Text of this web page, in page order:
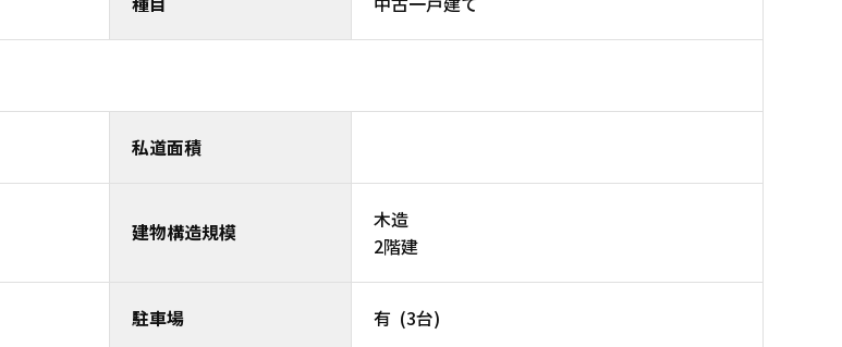
私道面積
建物構造規模
木造
2階建
駐車場 有 (3台)